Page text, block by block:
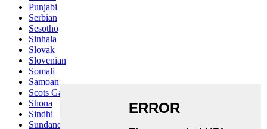
Punjabi
Serbian
Sesotho
Sinhala
Slovak
Slovenian
Somali
Samoan
Scots Gaelic
Shona
Sindhi
Sundanese